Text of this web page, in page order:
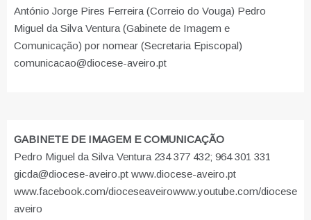
António Jorge Pires Ferreira (Correio do Vouga) Pedro
Miguel da Silva Ventura (Gabinete de Imagem e
Comunicação) por nomear (Secretaria Episcopal)
comunicacao@diocese-aveiro.pt
GABINETE DE IMAGEM E COMUNICAÇÃO
Pedro Miguel da Silva Ventura 234 377 432; 964 301 331
gicda@diocese-aveiro.pt www.diocese-aveiro.pt
www.facebook.com/dioceseaveirowww.youtube.com/diocese
aveiro